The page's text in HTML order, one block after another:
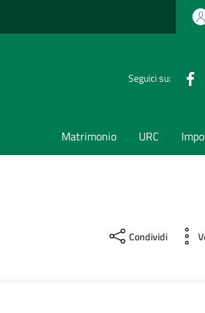
Seguici su:
Matrimonio URC
Condividi